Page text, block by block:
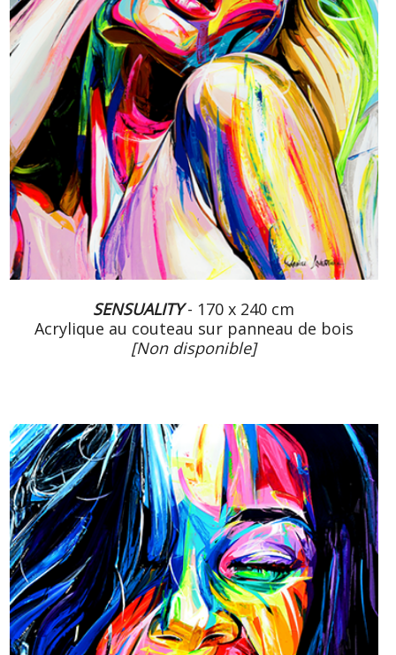
SENSUALITY- 170 x 240 cm
Acrylique au couteau sur panneau de bois
[Non disponible]